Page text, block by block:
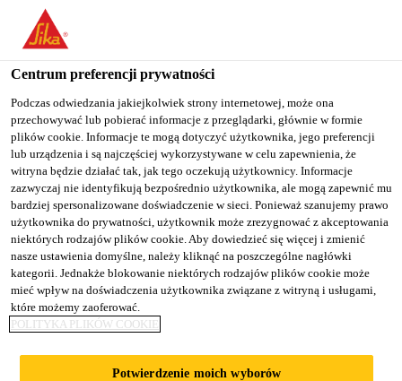
You are accessing "Sika Poland", it seems you are accessing it
from "Stany Zjednoczone". We have a dedicated website for your
country.
TO
SIKA
USA
STAY ON THE SIKA
POLAND WEBSITE
SELECT A
COUNTRY
Sika Poland
REFERENCJE
INDUSTRY
Centrum preferencji prywatności
Podczas odwiedzania jakiejkolwiek strony internetowej, może ona
przechowywać lub pobierać informacje z przeglądarki, głównie w formie
plików cookie. Informacje te mogą dotyczyć użytkownika, jego preferencji
lub urządzenia i są najczęściej wykorzystywane w celu zapewnienia, że
witryna będzie działać tak, jak tego oczekują użytkownicy. Informacje
zazwyczaj nie identyfikują bezpośrednio użytkownika, ale mogą zapewnić mu
bardziej spersonalizowane doświadczenie w sieci. Ponieważ szanujemy prawo
użytkownika do prywatności, użytkownik może zrezygnować z akceptowania
niektórych rodzajów plików cookie. Aby dowiedzieć się więcej i zmienić
nasze ustawienia domyślne, należy kliknąć na poszczególne nagłówki
kategorii. Jednakże blokowanie niektórych rodzajów plików cookie może
mieć wpływ na doświadczenia użytkownika związane z witryną i usługami,
które możemy zaoferować.
POLITYKA PLIKÓW COOKIE
Potwierdzenie moich wyborów